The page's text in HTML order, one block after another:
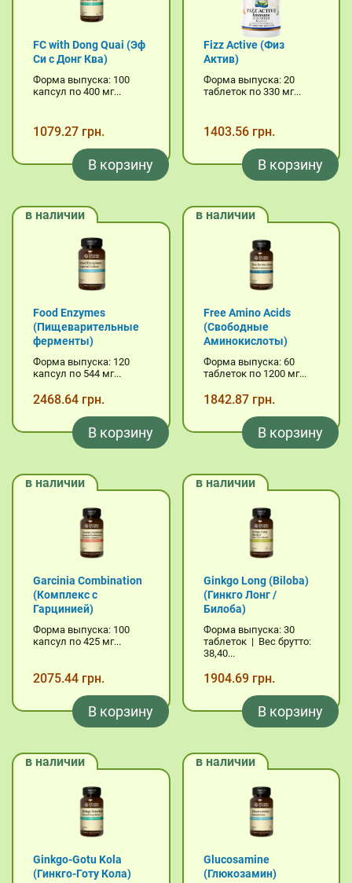
FC with Dong Quai (Эф
Си с Донг Ква)
Форма выпуска: 100
капсул по 400 мг...
1079.27 грн.
В корзину
Fizz Active (Физ
Актив)
Форма выпуска: 20
таблеток по 330 мг...
1403.56 грн.
В корзину
в наличии
Food Enzymes
(Пищеварительные
ферменты)
Форма выпуска: 120
капсул по 544 мг...
2468.64 грн.
В корзину
в наличии
Free Amino Acids
(Свободные
Аминокислоты)
Форма выпуска: 60
таблеток по 1200 мг...
1842.87 грн.
В корзину
в наличии
Garcinia Combination
(Комплекс с
Гарцинией)
Форма выпуска: 100
капсул по 425 мг...
2075.44 грн.
В корзину
в наличии
Ginkgo Long (Biloba)
(Гинкго Лонг /
Билоба)
Форма выпуска: 30
таблеток | Вес брутто:
38,40...
1904.69 грн.
В корзину
в наличии
Ginkgo-Gotu Kola
(Гинкго-Готу Кола)
в наличии
Glucosamine
(Глюкозамин)